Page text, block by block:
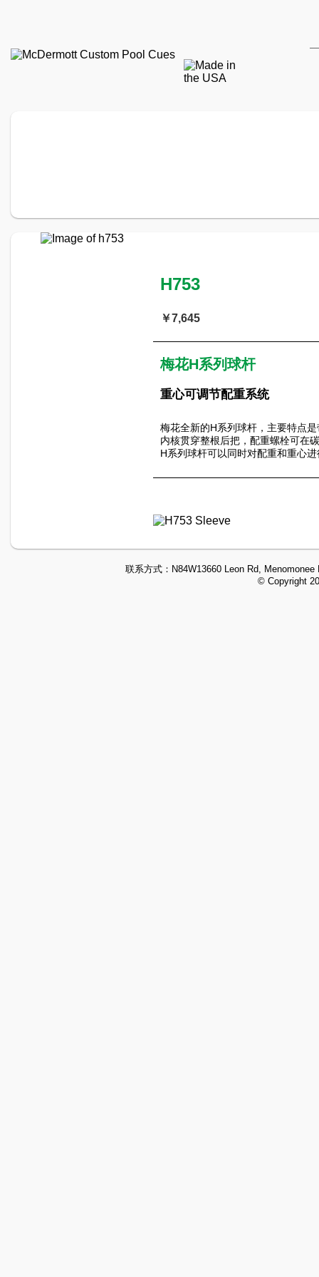
H753
￥7,645
梅花H系列球杆
重心可调节配重系统
梅花全新的H系列球杆，主要特点
内核贯穿整根后把，配重螺栓可在
H系列球杆可以同时对配重和重心
联系方式： N84W13660 Leon Rd,
© Copyright